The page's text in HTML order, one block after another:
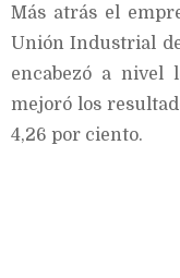
Más atrás el
Unión Industrial
encabezó a nivel
mejoró los
4,26 por ciento.